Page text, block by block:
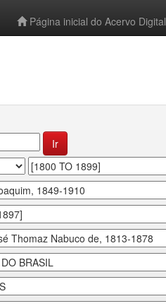
Página inicial do Acervo Digital